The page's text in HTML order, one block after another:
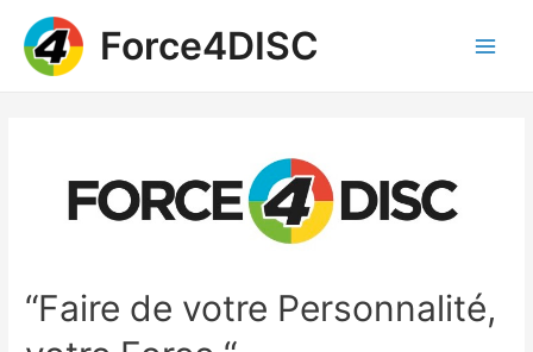
content
Force4DISC
“Faire de votre Personnalité,